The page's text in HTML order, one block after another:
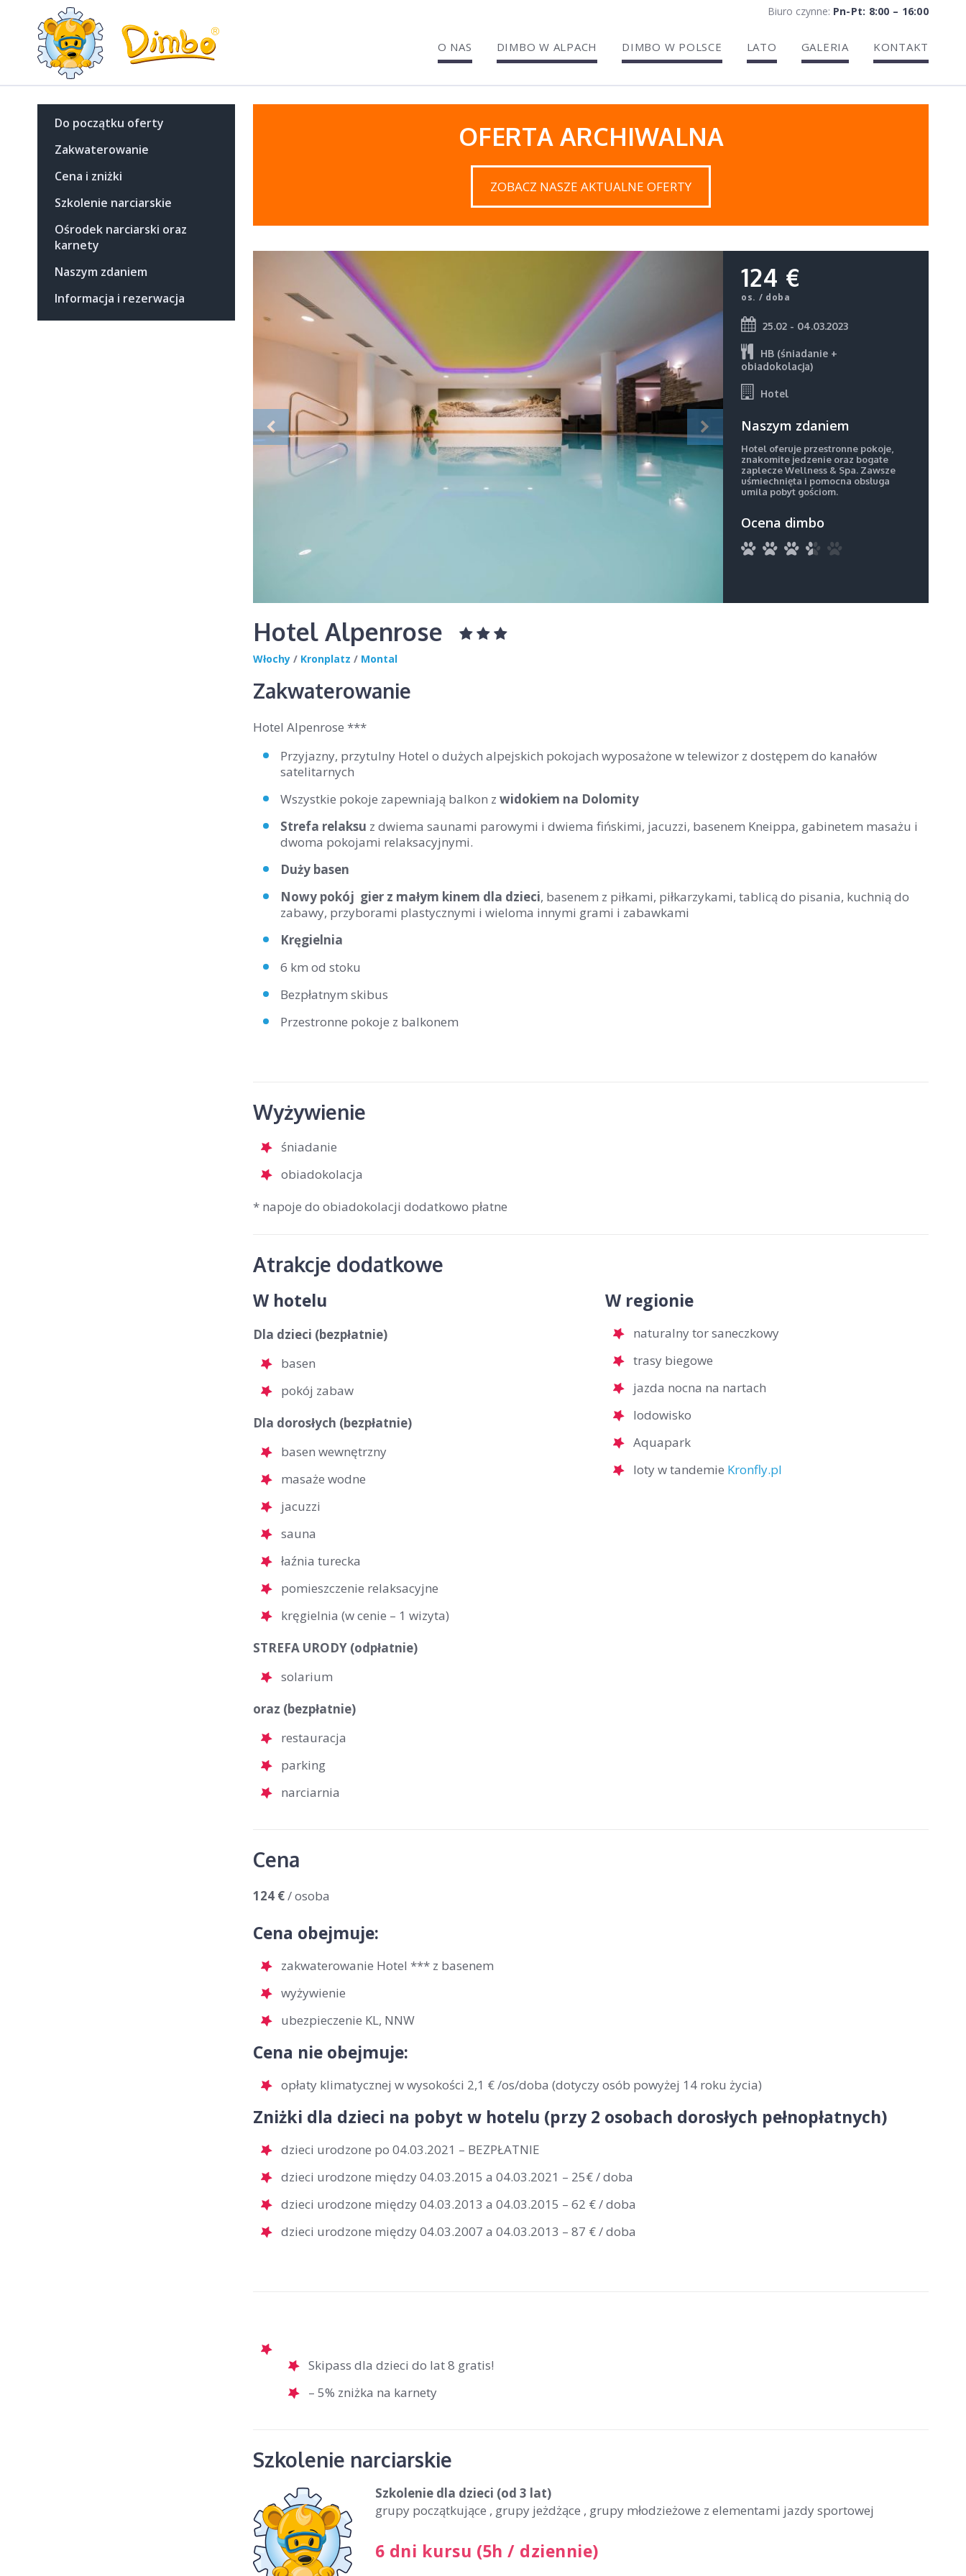
Biuro czynne: Pn-Pt: 8:00 – 16:00
O NAS DIMBO W ALPACH DIMBO W POLSCE LATO GALERIA KONTAKT
Do początku oferty
Zakwaterowanie
Cena i zniżki
Szkolenie narciarskie
Ośrodek narciarski oraz
karnety
Naszym zdaniem
Informacja i rezerwacja
OFERTA ARCHIWALNA
ZOBACZ NASZE AKTUALNE OFERTY
124 €
os. / doba
25.02 - 04.03.2023
HB (śniadanie +
obiadokolacja)
Hotel
Naszym zdaniem
Hotel oferuje przestronne pokoje,
znakomite jedzenie oraz bogate
zaplecze Wellness & Spa. Zawsze
uśmiechnięta i pomocna obsługa
umila pobyt gościom.
Ocena dimbo
Hotel Alpenrose
Włochy / Kronplatz / Montal
Zakwaterowanie
Hotel Alpenrose ***
Przyjazny, przytulny Hotel o dużych alpejskich pokojach wyposażone w telewizor z dostępem do kanałów
satelitarnych
Wszystkie pokoje zapewniają balkon z widokiem na Dolomity
Strefa relaksu z dwiema saunami parowymi i dwiema fińskimi, jacuzzi, basenem Kneippa, gabinetem masażu i
dwoma pokojami relaksacyjnymi.
Duży basen
Nowy pokój gier z małym kinem dla dzieci, basenem z piłkami, piłkarzykami, tablicą do pisania, kuchnią do
zabawy, przyborami plastycznymi i wieloma innymi grami i zabawkami
Kręgielnia
6 km od stoku
Bezpłatnym skibus
Przestronne pokoje z balkonem
Wyżywienie
śniadanie
obiadokolacja
* napoje do obiadokolacji dodatkowo płatne
Atrakcje dodatkowe
W hotelu
Dla dzieci (bezpłatnie)
basen
pokój zabaw
Dla dorosłych (bezpłatnie)
basen wewnętrzny
masaże wodne
jacuzzi
sauna
łaźnia turecka
pomieszczenie relaksacyjne
kręgielnia (w cenie – 1 wizyta)
STREFA URODY (odpłatnie)
solarium
oraz (bezpłatnie)
restauracja
parking
narciarnia
W regionie
naturalny tor saneczkowy
trasy biegowe
jazda nocna na nartach
lodowisko
Aquapark
loty w tandemie Kronfly.pl
Cena
124 €/ osoba
Cena obejmuje:
zakwaterowanie Hotel *** z basenem
wyżywienie
ubezpieczenie KL, NNW
Cena nie obejmuje:
opłaty klimatycznej w wysokości 2,1 € /os/doba (dotyczy osób powyżej 14 roku życia)
Zniżki dla dzieci na pobyt w hotelu (przy 2 osobach dorosłych pełnopłatnych)
dzieci urodzone po 04.03.2021 – BEZPŁATNIE
dzieci urodzone między 04.03.2015 a 04.03.2021 – 25€ / doba
dzieci urodzone między 04.03.2013 a 04.03.2015 – 62 € / doba
dzieci urodzone między 04.03.2007 a 04.03.2013 – 87 € / doba
Skipass dla dzieci do lat 8 gratis!
– 5% zniżka na karnety
Szkolenie narciarskie
Szkolenie dla dzieci (od 3 lat)
grupy początkujące , grupy jeżdżące , grupy młodzieżowe z elementami jazdy sportowej
6 dni kursu (5h / dziennie)